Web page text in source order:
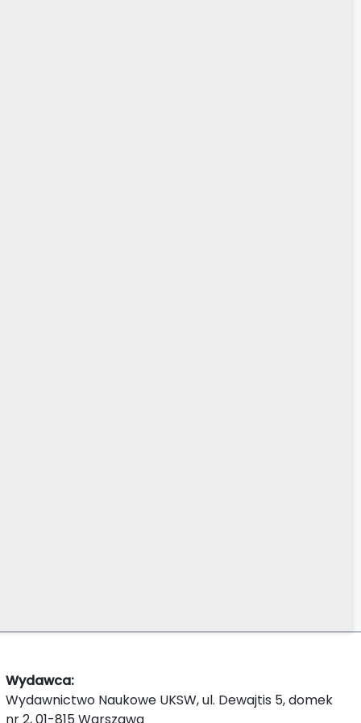
Wydawca:
Wydawnictwo Naukowe UKSW, ul. Dewajtis 5, domek